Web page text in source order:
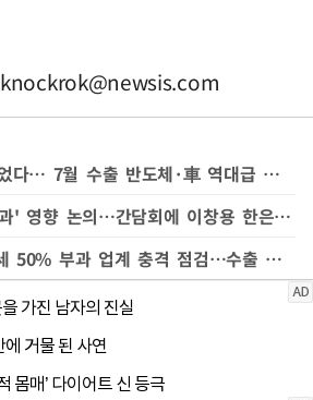
knockrok@newsis.com
美관세 불확실성 뚫었다… 7월 수출 반도체·車 역대급 쌍끌이(종합2보)
국정위, '美 관세 부과' 영향 논의…간담회에 이창용 한은 총재도 참석
산업부, 美 구리 관세 50% 부과 업계 충격 점검…수출 다변화